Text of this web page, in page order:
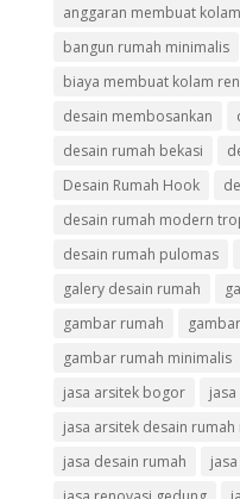
anggaran membuat
bangun rumah minimalis
biaya membuat kolam
desain membosankan
desain rumah bekasi
Desain Rumah Hook
desain rumah modern
desain rumah pulomas
galery desain rumah
gambar rumah
gambar rumah minimalis
jasa arsitek bogor
jasa arsitek desain
jasa desain rumah